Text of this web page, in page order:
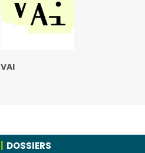
VAI
DOSSIERS